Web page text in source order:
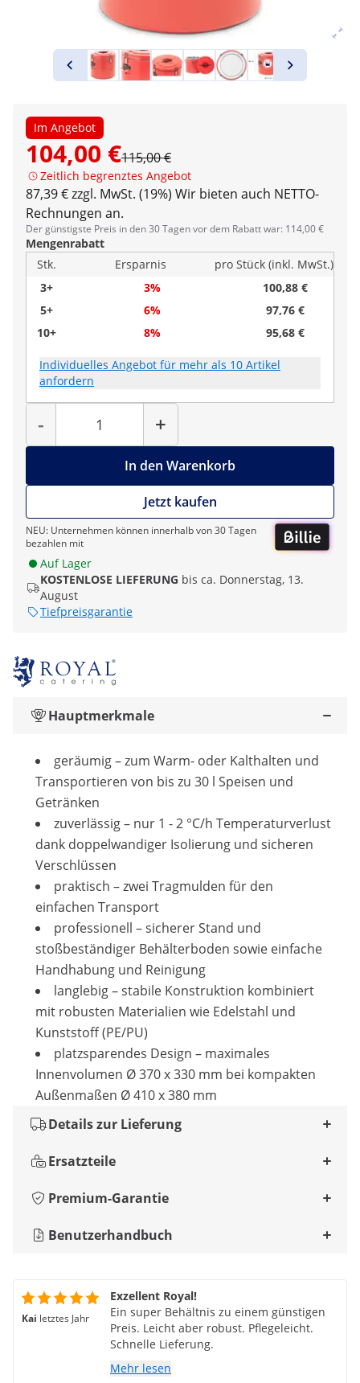
Im Angebot
104,00 €115,00 €
Zeitlich begrenztes Angebot
87,39 € zzgl. MwSt. (19%) Wir bieten auch NETTO-
Rechnungen an.
Der günstigste Preis in den 30 Tagen vor dem Rabatt war: 114,00 €
Mengenrabatt
Stk.
Ersparnis
pro Stück (inkl. MwSt.)
3+
3%
100,88 €
5+
6%
97,76 €
10+
8% 95,68 €
Individuelles Angebot für mehr als 10 Artikel
anfordern
-
Menge
+
In den Warenkorb
Jetzt kaufen
NEU: Unternehmen können innerhalb von 30 Tagen
bezahlen mit
Auf Lager
KOSTENLOSE LIEFERUNG bis ca. Donnerstag, 13.
August
Tiefpreisgarantie
Hauptmerkmale
geräumig – zum Warm- oder Kalthalten und
Transportieren von bis zu 30 l Speisen und
Getränken
zuverlässig – nur 1 - 2 °C/h Temperaturverlust
dank doppelwandiger Isolierung und sicheren
Verschlüssen
praktisch – zwei Tragmulden für den
einfachen Transport
professionell – sicherer Stand und
stoßbeständiger Behälterboden sowie einfache
Handhabung und Reinigung
langlebig – stabile Konstruktion kombiniert
mit robusten Materialien wie Edelstahl und
Kunststoff (PE/PU)
platzsparendes Design – maximales
Innenvolumen Ø 370 x 330 mm bei kompakten
Außenmaßen Ø 410 x 380 mm
Details zur Lieferung
Ersatzteile
Premium-Garantie
Benutzerhandbuch
Kai letztes Jahr
Exzellent Royal!
Ein super Behältnis zu einem günstigen
Preis. Leicht aber robust. Pflegeleicht.
Schnelle Lieferung.
Mehr lesen